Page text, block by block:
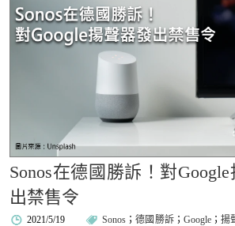
Sonos在德國勝訴！對
出禁售令
2021/5/19 Sonos； 德國勝訴； Google； 揚